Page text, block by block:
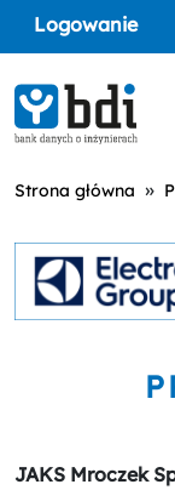
Logowanie
Strona główna »
JAKS Mroczek